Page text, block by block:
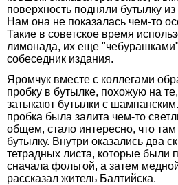
поверхность подняли бутылку из
Нам она не показалась чем-то
Такие в советское время
лимонада, их еще
собеседник издания.
Яромчук вместе с коллегами
пробку в бутылке, похожую на
затыкают бутылки с
пробка была залита чем-то
общем, стало интересно, что
бутылку. Внутри оказались два
тетрадных листа, которые были
сначала фольгой, а затем
рассказал житель Балтийска.